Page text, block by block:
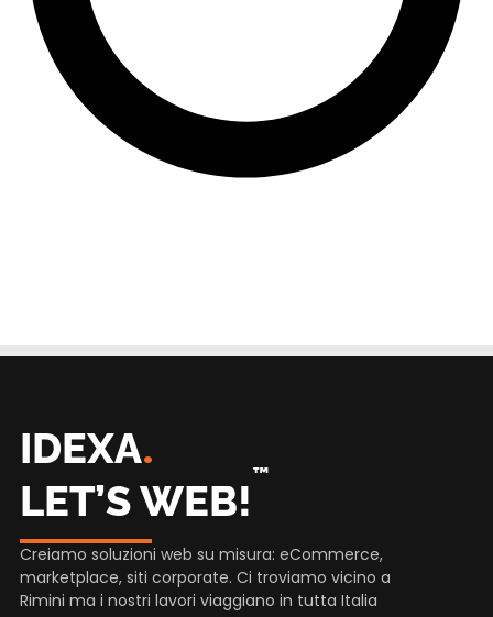
IDEXA.
LET’S WEB!
™
Creiamo soluzioni web su misura: eCommerce,
marketplace, siti corporate. Ci troviamo vicino a
Rimini ma i nostri lavori viaggiano in tutta Italia